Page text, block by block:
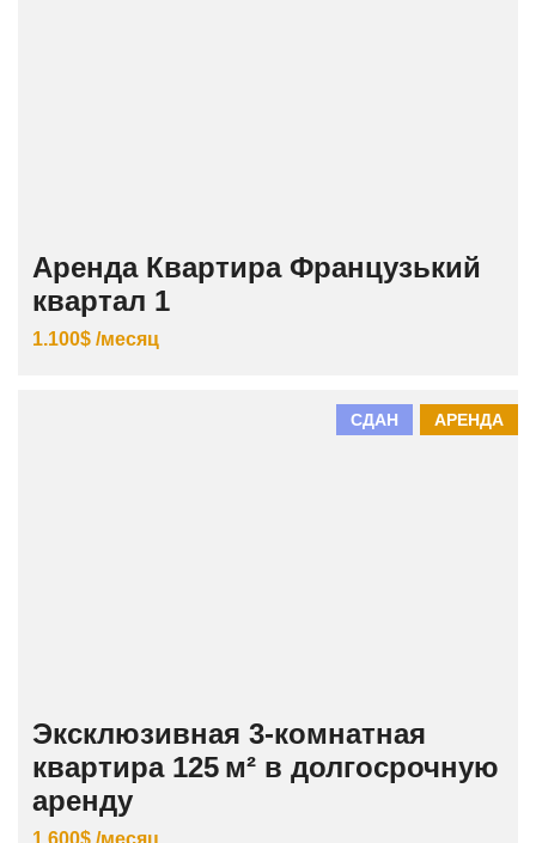
Аренда Квартира Французький
квартал 1
1.100$ /месяц
АРЕНДА
СДАН
Эксклюзивная 3‑комнатная
квартира 125 м² в долгосрочную
аренду
1.600$ /месяц